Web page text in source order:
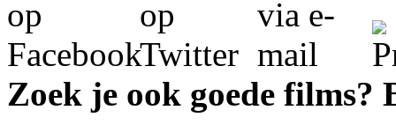
Zoek je ook goede films?